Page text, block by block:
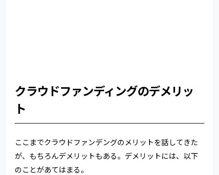
クラウドファンディングのデメリッ
ト
ここまでクラウドファンデングのメリットを話してきた
が、もちろんデメリットもある。デメリットには、以下
のことがあてはまる。